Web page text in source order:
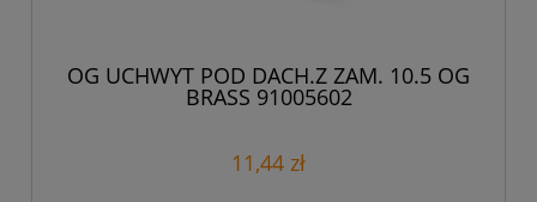
OG UCHWYT POD DACH.Z ZAM. 10.5 OG
BRASS 91005602
11,44 zł